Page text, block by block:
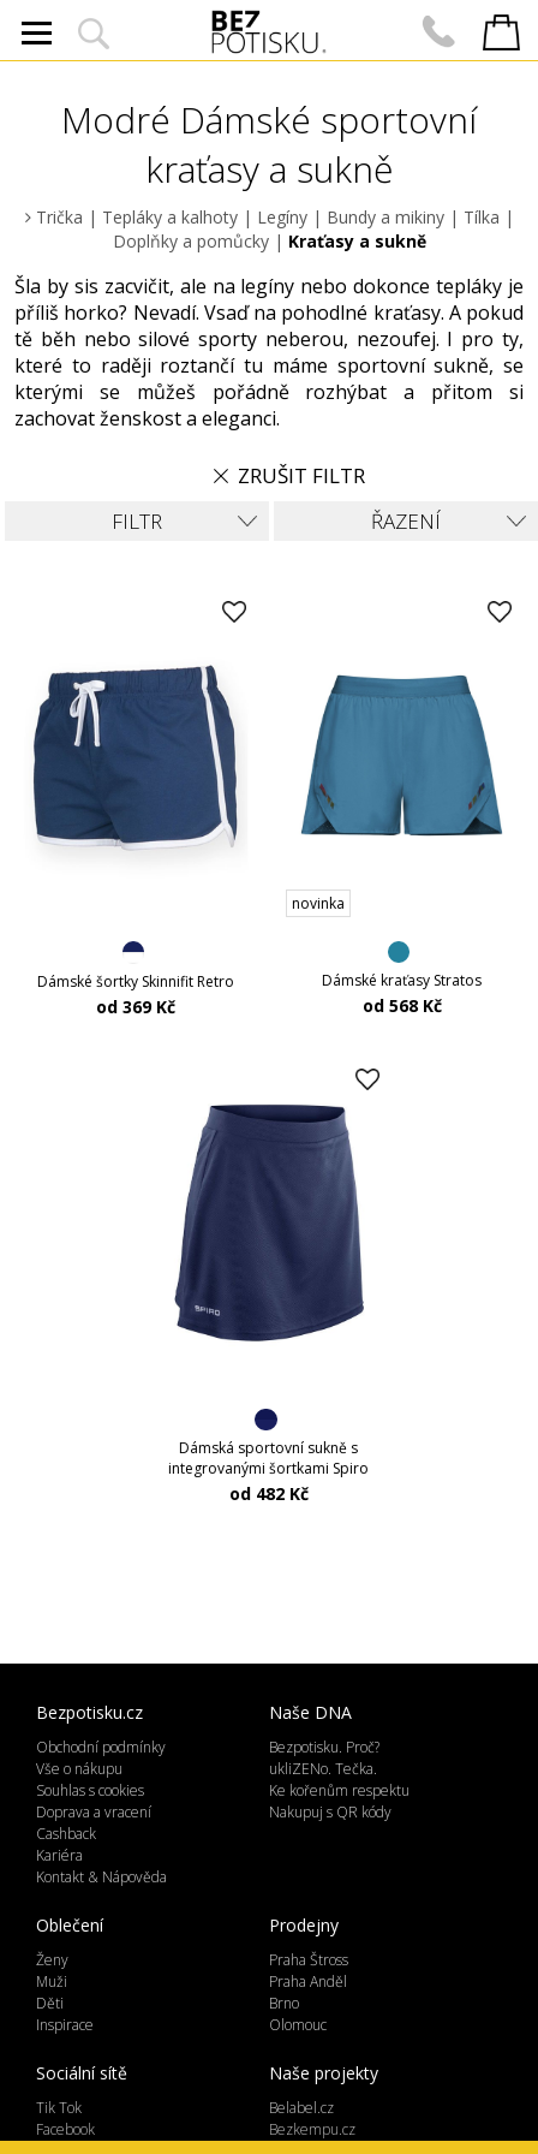
Modré Dámské sportovní
kraťasy a sukně
Trička | Tepláky a kalhoty| Legíny| Bundy a mikiny| Tílka |
Doplňky a pomůcky| Kraťasy a sukně
Šla by sis zacvičit, ale na legíny nebo dokonce tepláky je
příliš horko? Nevadí. Vsaď na pohodlné kraťasy. A pokud
tě běh nebo silové sporty neberou, nezoufej. I pro ty,
které to raději roztančí tu máme sportovní sukně, se
kterými se můžeš pořádně rozhýbat a přitom si
zachovat ženskost a eleganci.
ZRUŠIT FILTR
ŘAZENÍ
FILTR
Dámské šortky Skinnifit Retro
od 369 Kč
novinka
Dámské kraťasy Stratos
od 568 Kč
Dámská sportovní sukně s
integrovanými šortkami Spiro
od 482 Kč
Bezpotisku.cz
Obchodní podmínky
Vše o nákupu
Souhlas s cookies
Doprava a vracení
Cashback
Kariéra
Kontakt & Nápověda
Naše DNA
Bezpotisku. Proč?
ukliZENo. Tečka.
Ke kořenům respektu
Nakupuj s QR kódy
Oblečení
Ženy
Muži
Děti
Inspirace
Prodejny
Praha Štross
Praha Anděl
Brno
Olomouc
Sociální sítě
Tik Tok
Facebook
Naše projekty
Belabel.cz
Bezkempu.cz